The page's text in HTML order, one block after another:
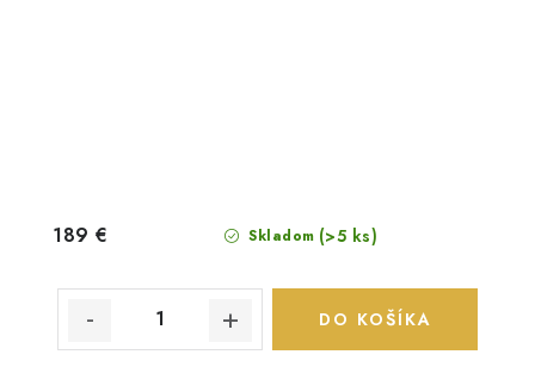
Skladom (>5 ks)
189 €
DO KOŠÍKA